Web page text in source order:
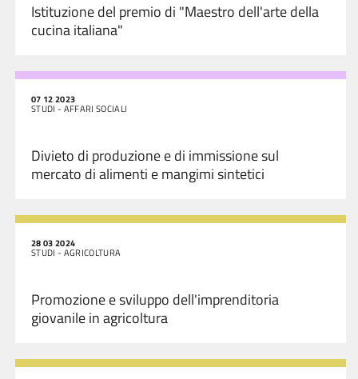
Istituzione del premio di "Maestro dell'arte della
cucina italiana"
07 12 2023
STUDI - AFFARI SOCIALI
Divieto di produzione e di immissione sul
mercato di alimenti e mangimi sintetici
28 03 2024
STUDI - AGRICOLTURA
Promozione e sviluppo dell'imprenditoria
giovanile in agricoltura